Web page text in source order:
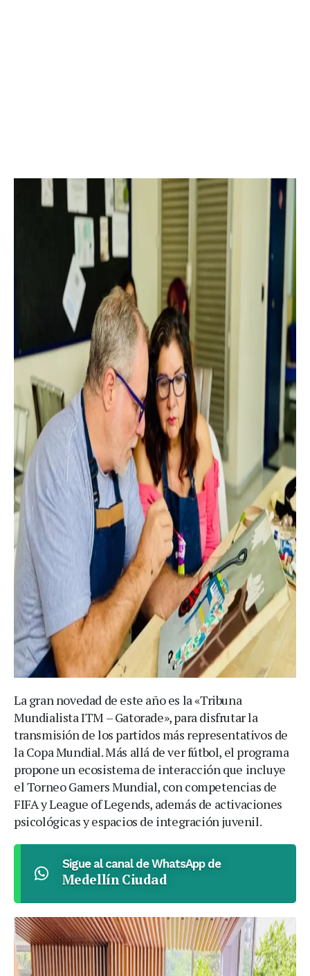
La gran novedad de este año es la «Tribuna
Mundialista ITM – Gatorade», para disfrutar la
transmisión de los partidos más representativos de
la Copa Mundial. Más allá de ver fútbol, el programa
propone un ecosistema de interacción que incluye
el Torneo Gamers Mundial, con competencias de
FIFA y League of Legends, además de activaciones
psicológicas y espacios de integración juvenil.
Sigue al canal de WhatsApp de
Medellín Ciudad